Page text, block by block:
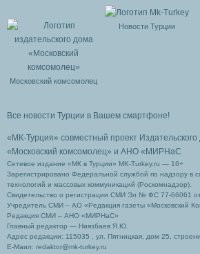
Московский комсомолец
Новости Турции
Все новости Турции в Вашем смартфоне!
«МК-Турция» совместный проект
«Московский комсомолец» и АНО «МИРНаС
Сетевое издание «МК в Турции» MK-Turkey.ru — 16+
Зарегистрировано Федеральной службой по надзору в
технологий и массовых коммуникаций (Роскомнадзор).
Свидетельство о регистрации СМИ Эл № ФС 77-66061
Учредитель СМИ – АО «Редакция газеты «Московский
Редакция СМИ – АНО «МИРНаС»
Главный редактор — Ниязбаев Я.Ю.
Адрес редакции: 115035 , ул. Пятницкая, дом 25,
Е-Маил: redaktor@mk-turkey.ru